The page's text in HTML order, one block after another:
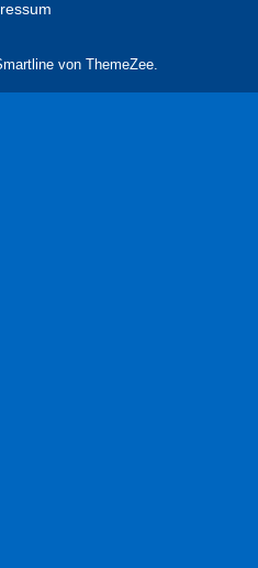
von ThemeZee.